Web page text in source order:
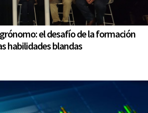
el desafío de la formación
habilidades blandas